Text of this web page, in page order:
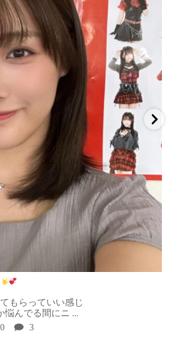
もらっていい感じ
悩んでる間にニ ...
0 3